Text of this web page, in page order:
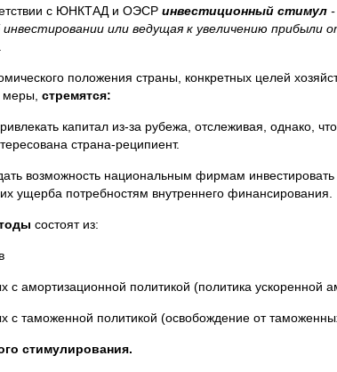
с ЮНКТАД и ОЭСР инвестиционный стимул
или ведущая к увеличению прибыли
положения страны, конкретных целей
стремятся:
капитал из-за рубежа, отслеживая, однако,
страна-реципиент.
возможность национальным фирмам
ущерба потребностям внутреннего финансирования.
состоят из:
с амортизационной политикой (политика ускоренной
с таможенной политикой (освобождение от
стимулирования.